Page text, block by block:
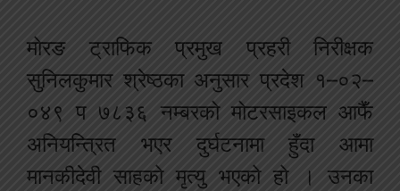
मोरङ ट्राफिक प्रमुख प्रहरी निरीक्षक
सुनिलकुमार श्रेष्ठका अनुसार प्रदेश १–०२–
०४९ प ७८३६ नम्बरको मोटरसाइकल आफैँ
अनियन्त्रित भएर दुर्घटनामा हुँदा आमा
मानकीदेवी साहको मृत्यु भएको हो । उनका